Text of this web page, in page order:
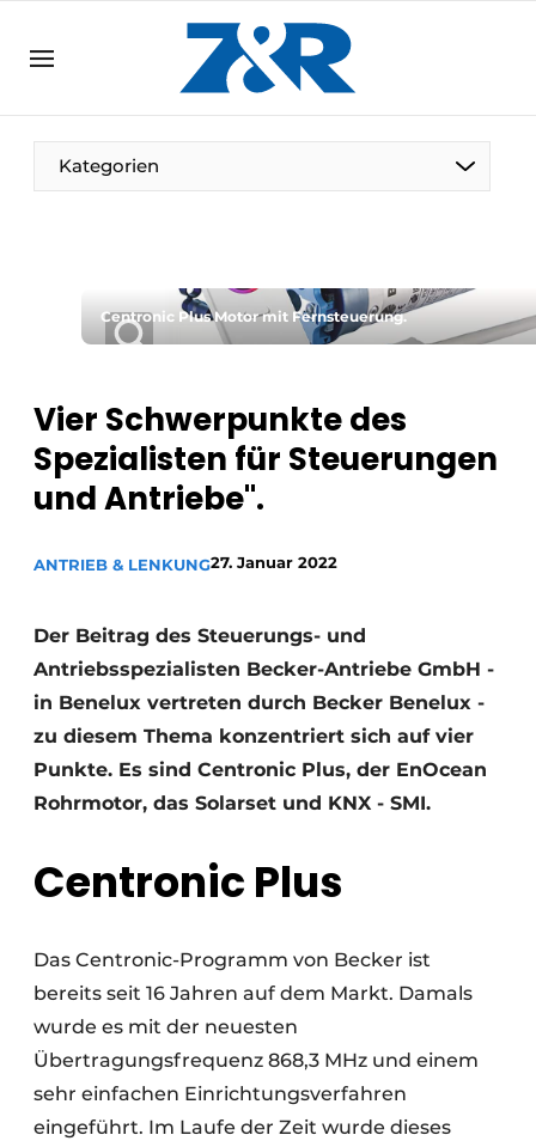
DE EN
DE
Kategorien
Centronic Plus Motor mit Fernsteuerung.
Vier Schwerpunkte des
Spezialisten für Steuerungen
und Antriebe".
ANTRIEB & LENKUNG27. Januar 2022
Der Beitrag des Steuerungs- und
Antriebsspezialisten Becker-Antriebe GmbH -
in Benelux vertreten durch Becker Benelux -
zu diesem Thema konzentriert sich auf vier
Punkte. Es sind Centronic Plus, der EnOcean
Rohrmotor, das Solarset und KNX - SMI.
Centronic Plus
Das Centronic-Programm von Becker ist
bereits seit 16 Jahren auf dem Markt. Damals
wurde es mit der neuesten
Übertragungsfrequenz 868,3 MHz und einem
sehr einfachen Einrichtungsverfahren
eingeführt. Im Laufe der Zeit wurde dieses